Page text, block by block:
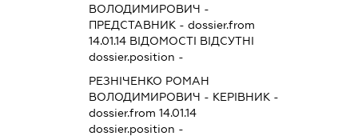
ВОЛОДИМИРОВИЧ -
ПРЕДСТАВНИК - dossier.from
14.01.14 ВІДОМОСТІ ВІДСУТНІ
dossier.position -
РЕЗНІЧЕНКО РОМАН
ВОЛОДИМИРОВИЧ - КЕРІВНИК -
dossier.from 14.01.14
dossier.position -